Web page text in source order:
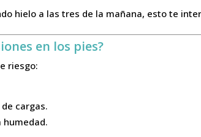
hielo a las tres de la mañana, esto te
en los pies?
riesgo:
cargas.